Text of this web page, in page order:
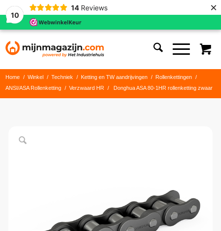
10
14 Reviews ×
Home / Winkel / Techniek / Ketting en TW aandrijvingen / Rollenkettingen
/
ANSI/ASA Rollenketting
/ Verzwaard HR / Donghua ASA 80-1HR rollenketting zwaar